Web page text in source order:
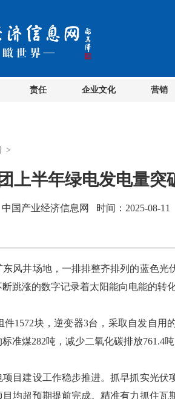
责任 企业文化 营销
>
上半年绿电发电量突
中国产业经济信息网 时间：2025-08-11
井场地，一排排整齐排列的蓝色光
跳涨的数字记录着太阳能向电能的转化
块，逆变器3台，采取自发自用
准煤282吨，减少二氧化碳排放761.4吨
建设工作稳步推进。抓早抓实光伏
均超预期提前完成。精准有力抓住瓦